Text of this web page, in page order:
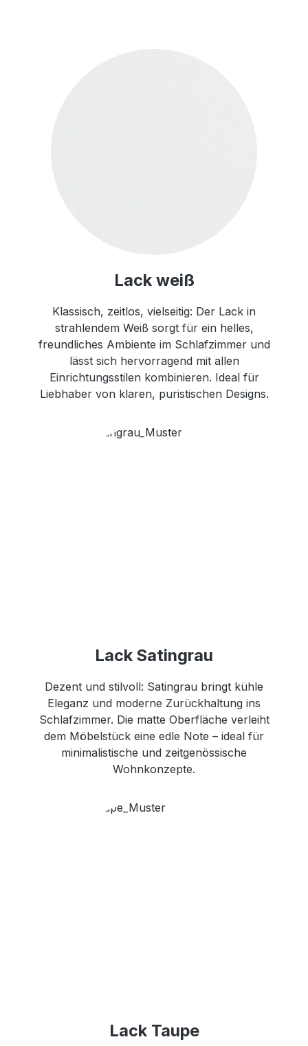
Lack weiß
Klassisch, zeitlos, vielseitig: Der Lack in
strahlendem Weiß sorgt für ein helles,
freundliches Ambiente im Schlafzimmer und
lässt sich hervorragend mit allen
Einrichtungsstilen kombinieren. Ideal für
Liebhaber von klaren, puristischen Designs.
Lack Satingrau
Dezent und stilvoll: Satingrau bringt kühle
Eleganz und moderne Zurückhaltung ins
Schlafzimmer. Die matte Oberfläche verleiht
dem Möbelstück eine edle Note – ideal für
minimalistische und zeitgenössische
Wohnkonzepte.
Lack Taupe